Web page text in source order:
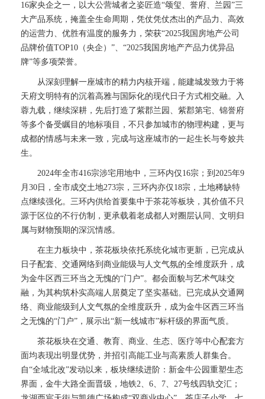
16家央企之一，以大公营城者之姿匠造“颂玺、誉府、兰园”三
大产品系统，掩盖全生命周期，凭仗凭仗杰出的产品力、高效
的运营力、优胜有温度的服务力，荣获“2025我国房地产公司
品牌价值TOP10（央企）”、“2025我国房地产产品力优异品
牌”等多项荣誉。
从深刻理解一座城市的精力内核开端，能建城发致力于将
天府文明特有的沉着高雅与国际化的现代日子方式相交融。入
蓉九载，继续深耕，先后打造了紫郡兰园、紫郡第宅、锦誉府
等多个备受瞩目的地标项目，不只参加城市的物理构建，更与
成都的情感与未来一致，完成与这座城市的一起生长与夸姣共
生。
2024年全市416宗涉宅用地中，三环内仅16宗；到2025年9
月30日，全市成交土地273宗，三环内亦仅18宗，土地稀缺特
点继续强化。三环内供给首要集中于茶花等板块，其价值不只
源于区位的不行仿制，更承载着老成都人对圈层认同、文明归
属与财物预期的深沉情感。
在主力板块中，茶花板块依托系统化城市更新，已完成从
日子配套、交通网络到商业能级与人文气氛的全维度跃升，成
为金牛区西三环当之无愧的“门户”。都会面貌与艺术气味交
融，为其构筑朴实高端人居奠定了坚实基础。已完成从交通网
络、商业能级到人文气氛的全维度跃升，成为金牛区西三环当
之无愧的“门户”，展示出“新一线城市”标杆级的界面气质。
茶花板块在交通、教育、商业、生态、医疗等中心配套方
面均表现出明显优势，并招引高能工业与高素质人群集合。
自“全域北改”发动以来，板块继续进阶：新金牛公园重塑生态
界面，金牛大路全面晋级，地铁2、6、7、27号线四轨交汇；